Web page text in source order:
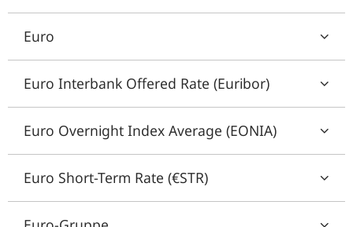
Euro
Euro Interbank Offered Rate (Euribor)
Euro Overnight Index Average (EONIA)
Euro Short-Term Rate (€STR)